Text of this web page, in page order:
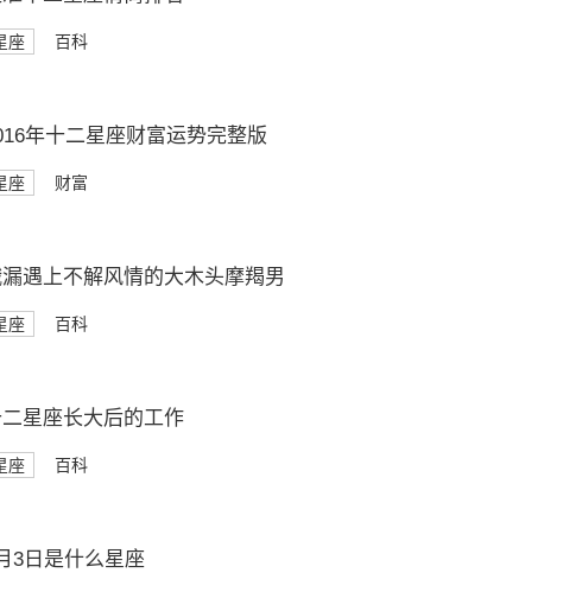
座 百科
年十二星座财富运势完整版
座 财富
遇上不解风情的大木头摩羯男
座 百科
星座长大后的工作
座 百科
3日是什么星座